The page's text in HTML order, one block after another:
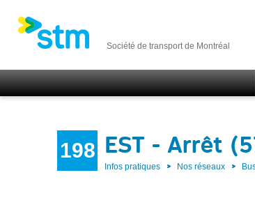
Société de transport de Montréal
198 EST - Arrêt
Infos pratiques Nos réseaux